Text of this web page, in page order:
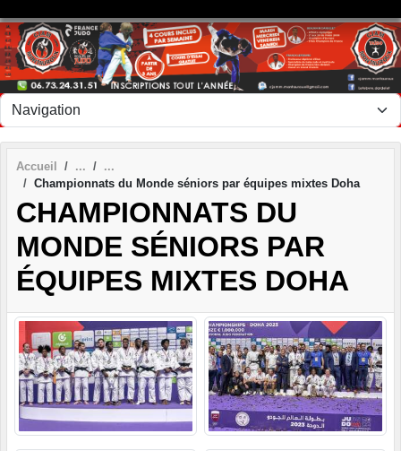
Accueil
Championnats du Monde séniors par équipes mixtes Doha
CHAMPIONNATS DU
MONDE SÉNIORS PAR
ÉQUIPES MIXTES DOHA